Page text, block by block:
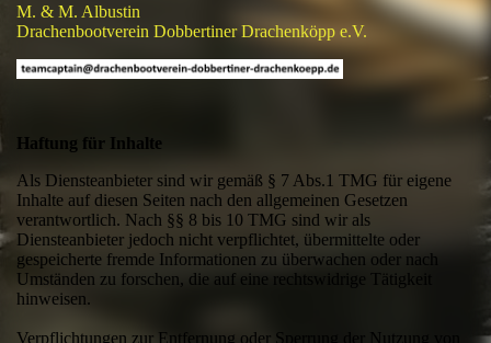
M. & M. Albustin
Drachenbootverein Dobbertiner Drachenköpp e.V.
Haftung für Inhalte
Als Diensteanbieter sind wir gemäß § 7 Abs.1 TMG für eigene
Inhalte auf diesen Seiten nach den allgemeinen Gesetzen
verantwortlich. Nach §§ 8 bis 10 TMG sind wir als
Diensteanbieter jedoch nicht verpflichtet, übermittelte oder
gespeicherte fremde Informationen zu überwachen oder nach
Umständen zu forschen, die auf eine rechtswidrige Tätigkeit
hinweisen.
Verpflichtungen zur Entfernung oder Sperrung der Nutzung von